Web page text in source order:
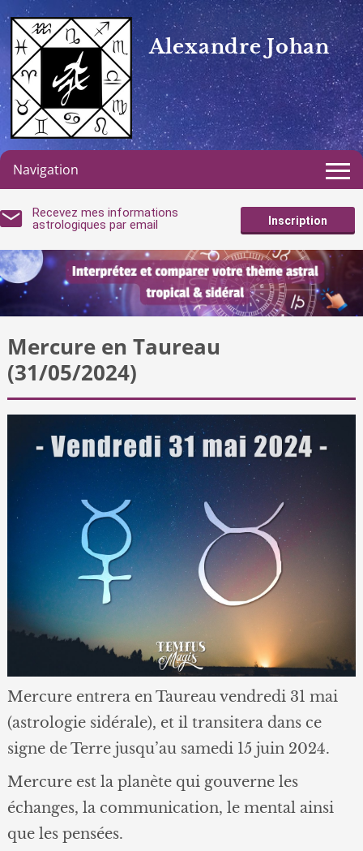
Alexandre Johan
Navigation
Recevez mes informations
astrologiques par email
Inscription
Mercure en Taureau
(31/05/2024)
Mercure entrera en Taureau vendredi 31 mai
(astrologie sidérale), et il transitera dans ce
signe de Terre jusqu’au samedi 15 juin 2024.
Mercure est la planète qui gouverne les
échanges, la communication, le mental ainsi
que les pensées.